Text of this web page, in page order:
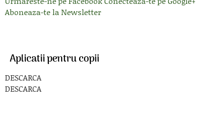
Aboneaza-te la Newsletter
Aplicatii pentru copii
DESCARCA
DESCARCA